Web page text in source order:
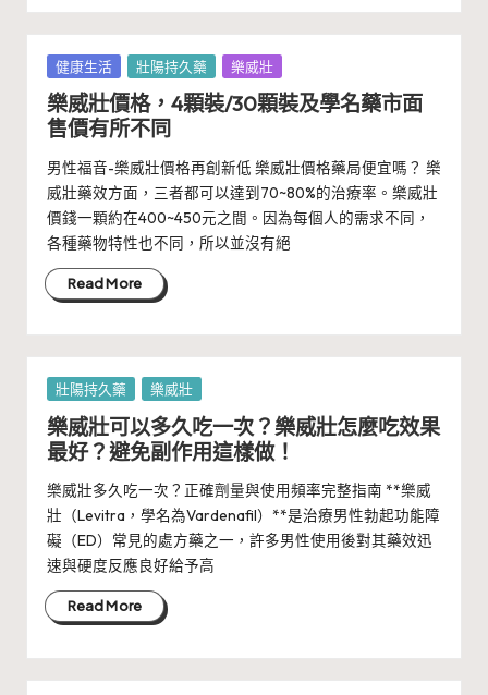
Posted
in
健康生活 壯陽持久藥 樂威壯
樂威壯價格，4顆裝/30顆裝及學名藥市面
售價有所不同
男性福音-樂威壯價格再創新低 樂威壯價格藥局便宜嗎？ 樂
威壯藥效方面，三者都可以達到70~80%的治療率。樂威壯
價錢一顆約在400~450元之間。因為每個人的需求不同，
各種藥物特性也不同，所以並沒有絕
Read More
Posted
in
壯陽持久藥 樂威壯
樂威壯可以多久吃一次？樂威壯怎麼吃效果
最好？避免副作用這樣做！
樂威壯多久吃一次？正確劑量與使用頻率完整指南 **樂威
壯（Levitra，學名為Vardenafil）**是治療男性勃起功能障
礙（ED）常見的處方藥之一，許多男性使用後對其藥效迅
速與硬度反應良好給予高
Read More